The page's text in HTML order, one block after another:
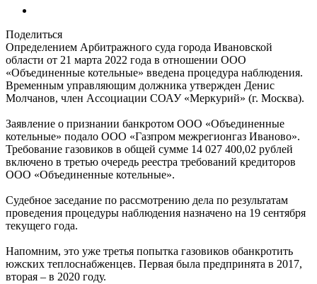
Поделиться
Определением Арбитражного суда города Ивановской
области от 21 марта 2022 года в отношении ООО
«Объединенные котельные» введена процедура наблюдения.
Временным управляющим должника утвержден Денис
Молчанов, член Ассоциации СОАУ «Меркурий» (г. Москва).
Заявление о признании банкротом ООО «Объединенные
котельные» подало ООО «Газпром межрегионгаз Иваново».
Требование газовиков в общей сумме 14 027 400,02 рублей
включено в третью очередь реестра требований кредиторов
ООО «Объединенные котельные».
Судебное заседание по рассмотрению дела по результатам
проведения процедуры наблюдения назначено на 19 сентября
текущего года.
Напомним, это уже третья попытка газовиков обанкротить
южских теплоснабженцев. Первая была предпринята в 2017,
вторая – в 2020 году.